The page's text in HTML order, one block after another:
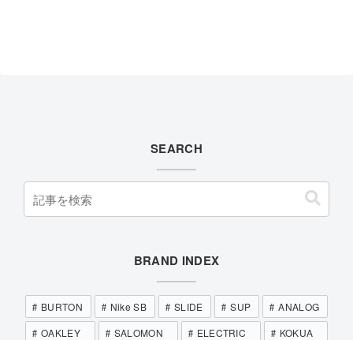
SEARCH
BRAND INDEX
BURTON Nike SB SLIDE SUP
ANALOG
OAKLEY
SALOMON ELECTRIC
KOKUA